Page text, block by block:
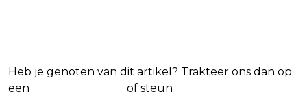
Heb je genoten van dit artikel? Trakteer ons dan op
een
of steun